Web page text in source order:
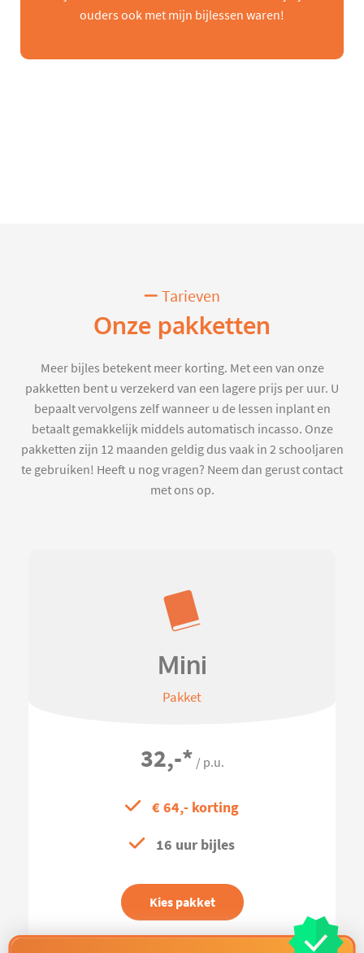
ouders ook met mijn bijlessen waren!
Tarieven
Onze pakketten
Meer bijles betekent meer korting. Met een van onze
pakketten bent u verzekerd van een lagere prijs per uur. U
bepaalt vervolgens zelf wanneer u de lessen inplant en
betaalt gemakkelijk middels automatisch incasso. Onze
pakketten zijn 12 maanden geldig dus vaak in 2 schooljaren
te gebruiken! Heeft u nog vragen? Neem dan gerust contact
met ons op.
Mini
Pakket
32,-* / p.u.
€ 64,- korting
16 uur bijles
Kies pakket